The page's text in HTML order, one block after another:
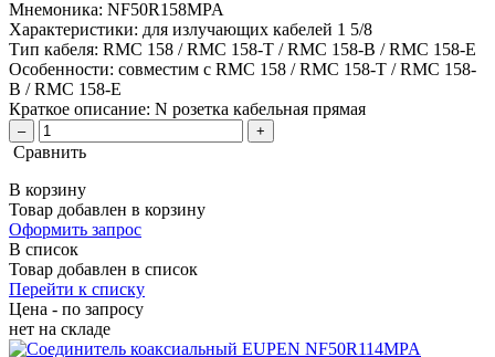
Мнемоника: NF50R158MPA
Характеристики: для излучающих кабелей 1 5/8
Тип кабеля: RMC 158 / RMC 158-T / RMC 158-B / RMC 158-E
Особенности: совместим с RMC 158 / RMC 158-T / RMC 158-
B / RMC 158-E
Краткое описание: N розетка кабельная прямая
– +
Сравнить
В корзину
Товар добавлен в корзину
Оформить запрос
В список
Товар добавлен в список
Перейти к списку
Цена - по запросу
нет на складе